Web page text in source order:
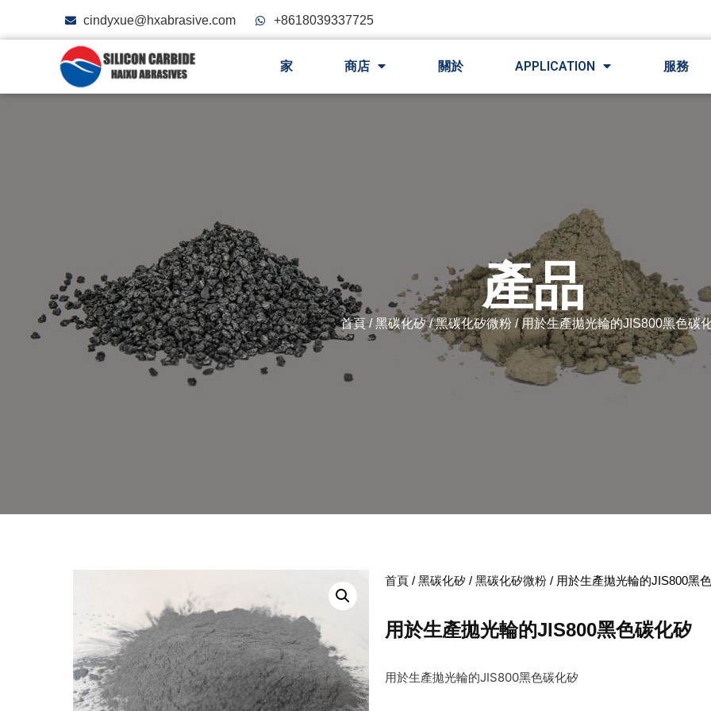
cindyxue@hxabrasive.com +8618039337725
家 商店 關於 APPLICATION 服務
產品
首頁/黑碳化矽/黑碳化矽微粉 / 用於生產拋光輪的JIS800黑色碳
首頁 /黑碳化矽 /黑碳化矽微粉 / 用於生產拋光輪的JIS800黑
用於生產拋光輪的JIS800黑色碳化矽
用於生產拋光輪的JIS800黑色碳化矽